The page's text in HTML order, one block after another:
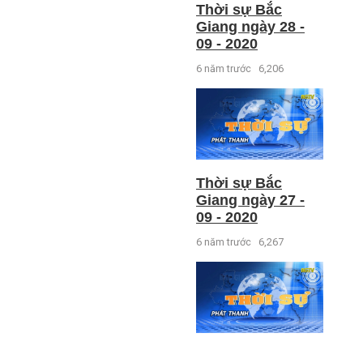
Thời sự Bắc
Giang ngày 28 -
09 - 2020
6 năm trước 6,206
Thời sự Bắc
Giang ngày 27 -
09 - 2020
6 năm trước 6,267